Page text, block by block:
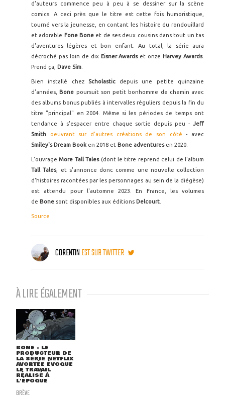
d'auteurs commence peu à peu à se dessiner sur la scène
comics. A ceci près que le titre est cette fois humoristique,
tourné vers la jeunesse, en contant les histoire du rondouillard
et adorable Fone Bone et de ses deux cousins dans tout un tas
d'aventures légères et bon enfant. Au total, la série aura
décroché pas loin de dix Eisner Awardset onze Harvey Awards.
Prend ça,
Dave Sim
Bien installé chez Scholasticdepuis une petite quinzaine
d'années,
Bone poursuit son petit bonhomme de chemin avec
des albums bonus publiés à intervalles réguliers depuis la fin du
titre "principal" en 2004. Même si les périodes de temps ont
tendance à s'espacer entre chaque sortie depuis peu - Jeff
Smith
oeuvrant sur d'autres créations de son côté - avec
Smiley's Dream Book en 2018 et Bone adventuresen 2020.
L'ouvrageMore Tall Tales(dont le titre reprend celui de l'album
Tall Tales, et s'annonce donc comme une nouvelle collection
d'histoires racontées par les personnages au sein de la diégèse)
est attendu pour l'automne 2023. En France, les volumes
de Bone sont disponibles aux éditions Delcourt
Source
CORENTINEST SUR TWITTER
À LIRE ÉGALEMENT
BONE : LE
PRODUCTEUR DE
LA SÉRIE NETFLIX
AVORTÉE ÉVOQUE
LE TRAVAIL
RÉALISÉ À
L'ÉPOQUE
BRÈVE